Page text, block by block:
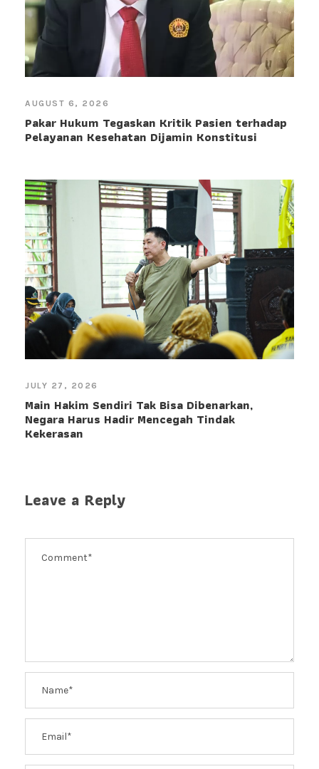
AUGUST 6, 2026
Pakar Hukum Tegaskan Kritik Pasien terhadap
Pelayanan Kesehatan Dijamin Konstitusi
JULY 27, 2026
Main Hakim Sendiri Tak Bisa Dibenarkan,
Negara Harus Hadir Mencegah Tindak
Kekerasan
Leave a Reply